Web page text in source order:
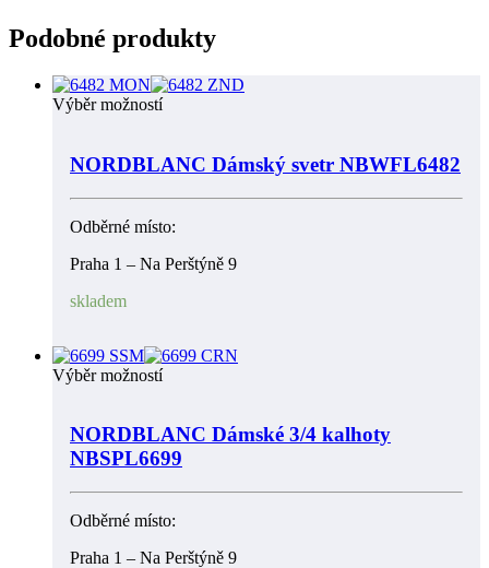
Podobné produkty
Výběr možností
NORDBLANC Dámský svetr NBWFL6482
Odběrné místo:
Praha 1 – Na Perštýně 9
skladem
Výběr možností
NORDBLANC Dámské 3/4 kalhoty
NBSPL6699
Odběrné místo:
Praha 1 – Na Perštýně 9